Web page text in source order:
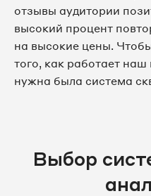
отзывы аудитории
высокий процент
на высокие цены.
того, как работает
нужна была система
Выбор